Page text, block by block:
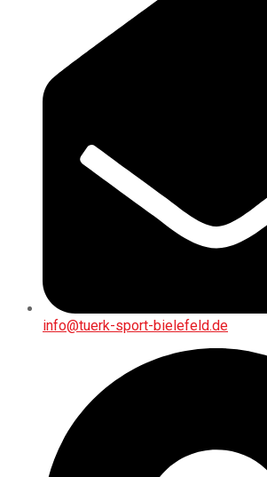
info@tuerk-sport-bielefeld.de